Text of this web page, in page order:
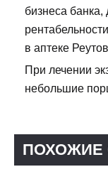
бизнеса банка,
в аптеке
При лечении
небольшие
ПОХОЖИЕ